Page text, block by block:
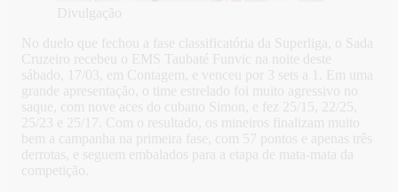
Divulgação
No duelo que fechou a fase classificatória da Superliga, o Sada
Cruzeiro recebeu o EMS Taubaté Funvic na noite deste
sábado, 17/03, em Contagem, e venceu por 3 sets a 1. Em uma
grande apresentação, o time estrelado foi muito agressivo no
saque, com nove aces do cubano Simon, e fez 25/15, 22/25,
25/23 e 25/17. Com o resultado, os mineiros finalizam muito
bem a campanha na primeira fase, com 57 pontos e apenas três
derrotas, e seguem embalados para a etapa de mata-mata da
competição.